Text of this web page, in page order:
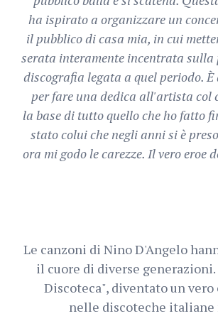
ha ispirato a organizzare un
il pubblico di casa mia, in cui
serata interamente incentrata sulla
discografia legata a quel periodo. È
per fare una dedica all'artista col
la base di tutto quello che ho fatto
stato colui che negli anni si è
ora mi godo le carezze. Il vero eroe
Le canzoni di Nino D'Angelo
il cuore di diverse generazioni.
Discoteca", diventato un
nelle discoteche italiane